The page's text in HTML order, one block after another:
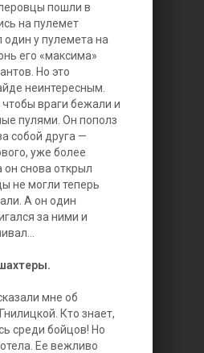
пошли в
на пулемет
у пулемета на
его «максима»
Но это
неинтересным.
враги бежали и
пулями. Он пополз
собой друга —
уже более
он снова открыл
не могли теперь
А он один
за ними и
мне об
Кто знает,
среди бойцов! Но
Ее вежливо